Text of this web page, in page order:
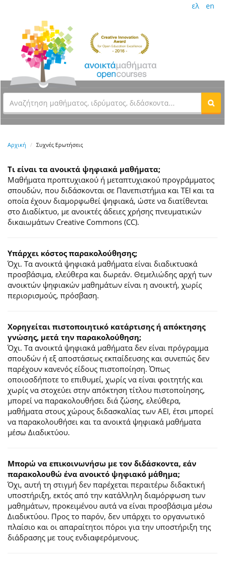
ελ en
Αρχική Συχνές Ερωτήσεις
Τι είναι τα ανοικτά ψηφιακά μαθήματα;
Μαθήματα προπτυχιακού ή μεταπτυχιακού προγράμματος
σπουδών, που διδάσκονται σε Πανεπιστήμια και ΤΕΙ και τα
οποία έχουν διαμορφωθεί ψηφιακά, ώστε να διατίθενται
στο Διαδίκτυο, με ανοικτές άδειες χρήσης πνευματικών
δικαιωμάτων Creative Commons (CC).
Υπάρχει κόστος παρακολούθησης;
Όχι. Τα ανοικτά ψηφιακά μαθήματα είναι διαδικτυακά
προσβάσιμα, ελεύθερα και δωρεάν. Θεμελιώδης αρχή των
ανοικτών ψηφιακών μαθημάτων είναι η ανοικτή, χωρίς
περιορισμούς, πρόσβαση.
Χορηγείται πιστοποιητικό κατάρτισης ή απόκτησης
γνώσης, μετά την παρακολούθηση;
Όχι. Τα ανοικτά ψηφιακά μαθήματα δεν είναι πρόγραμμα
σπουδών ή εξ αποστάσεως εκπαίδευσης και συνεπώς δεν
παρέχουν κανενός είδους πιστοποίηση. Όπως
οποιοσδήποτε το επιθυμεί, χωρίς να είναι φοιτητής και
χωρίς να στοχεύει στην απόκτηση τίτλου πιστοποίησης,
μπορεί να παρακολουθήσει διά ζώσης, ελεύθερα,
μαθήματα στους χώρους διδασκαλίας των ΑΕΙ, έτσι μπορεί
να παρακολουθήσει και τα ανοικτά ψηφιακά μαθήματα
μέσω Διαδικτύου.
Μπορώ να επικοινωνήσω με τον διδάσκοντα, εάν
παρακολουθώ ένα ανοικτό ψηφιακό μάθημα;
Όχι, αυτή τη στιγμή δεν παρέχεται περαιτέρω διδακτική
υποστήριξη, εκτός από την κατάλληλη διαμόρφωση των
μαθημάτων, προκειμένου αυτά να είναι προσβάσιμα μέσω
Διαδικτύου. Προς το παρόν, δεν υπάρχει το οργανωτικό
πλαίσιο και οι απαραίτητοι πόροι για την υποστήριξη της
διάδρασης με τους ενδιαφερόμενους.